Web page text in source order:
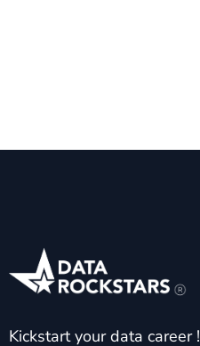
Kickstart your data career !